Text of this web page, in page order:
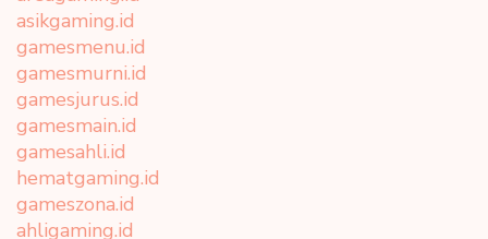
asikgaming.id
gamesmenu.id
gamesmurni.id
gamesjurus.id
gamesmain.id
gamesahli.id
hematgaming.id
gameszona.id
ahligaming.id